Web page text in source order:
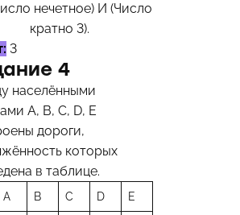
нечетное) И (Число
кратно 3).
3
4
населёнными
A, В, С, D, Е
дороги,
которых
в таблице.
A B C D E